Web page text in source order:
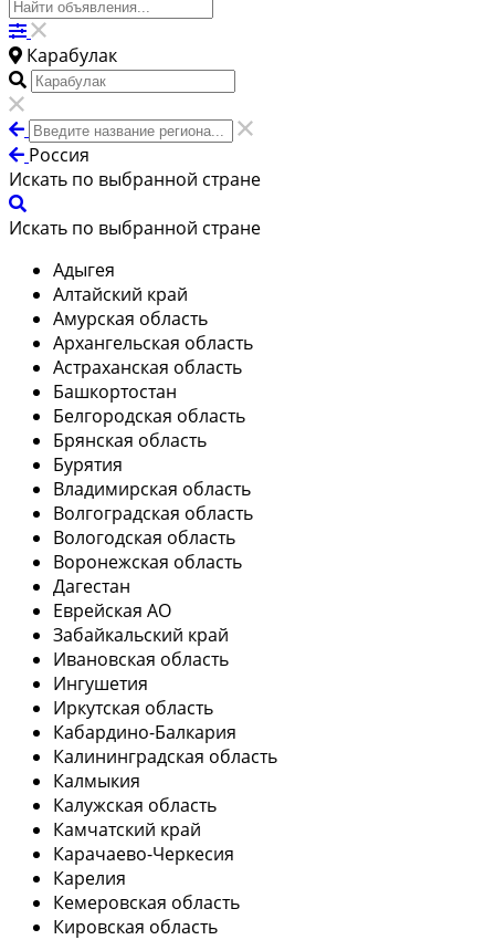
Карабулак
Россия
Искать по выбранной стране
Искать по выбранной стране
Адыгея
Алтайский край
Амурская область
Архангельская область
Астраханская область
Башкортостан
Белгородская область
Брянская область
Бурятия
Владимирская область
Волгоградская область
Вологодская область
Воронежская область
Дагестан
Еврейская АО
Забайкальский край
Ивановская область
Ингушетия
Иркутская область
Кабардино-Балкария
Калининградская область
Калмыкия
Калужская область
Камчатский край
Карачаево-Черкесия
Карелия
Кемеровская область
Кировская область